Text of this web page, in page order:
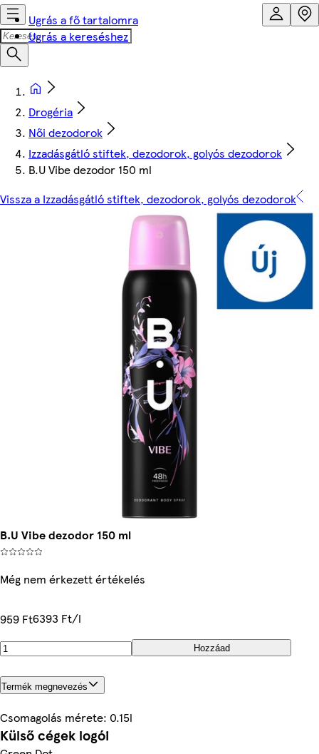
Ugrás a fő tartalomra
Ugrás a kereséshez
Drogéria
Női dezodorok
Izzadásgátló stiftek, dezodorok, golyós dezodorok
B.U Vibe dezodor 150 ml
Vissza a Izzadásgátló stiftek, dezodorok, golyós dezodorok
B.U Vibe dezodor 150 ml
Még nem érkezett értékelés
959 Ft6393 Ft/l
Hozzáad
Termék megnevezés
Csomagolás mérete: 0.15l
Külső cégek logói